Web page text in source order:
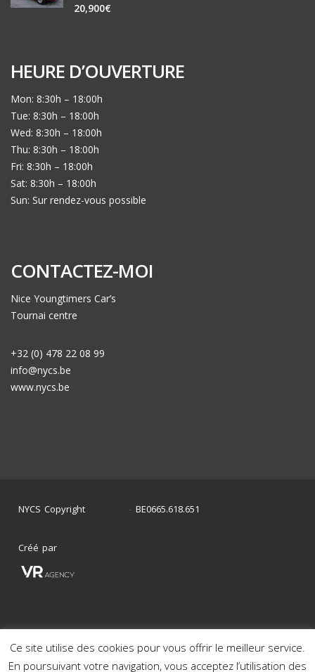
20,900€
HEURE D’OUVERTURE
Mon: 8:30h – 18:00h
Tue: 8:30h – 18:00h
Wed: 8:30h – 18:00h
Thu: 8:30h – 18:00h
Fri: 8:30h – 18:00h
Sat: 8:30h – 18:00h
Sun: Sur rendez-vous possible
CONTACTEZ-MOI
Nice Youngtimers Car’s
Tournai centre
+32 (0) 478 22 08 99
info@nycs.be
www.nycs.be
NYCS Copyright - BE0665.618.651
Créé par
Nos voitures en stock
Ce site utilise des cookies pour vous offrir le meilleur service.
En poursuivant votre navigation, vous acceptez l’utilisation des